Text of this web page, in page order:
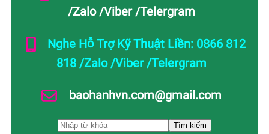
/Zalo /Viber /Telergram
Nghe Hỗ Trợ Kỹ Thuật Liền: 0866 812
818 /Zalo /Viber /Telergram
baohanhvn.com@gmail.com